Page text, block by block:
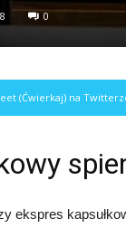
0
(Ćwierkaj) na
ekspres